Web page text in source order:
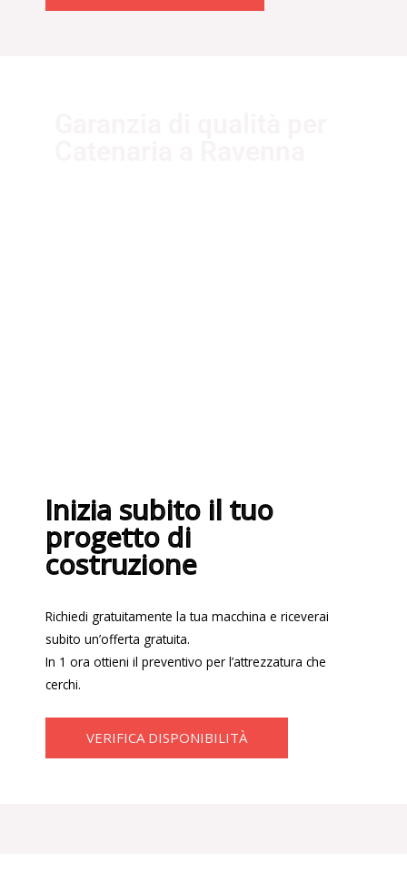
Inizia subito il tuo
progetto di
costruzione
Richiedi gratuitamente la tua macchina e riceverai
subito un’offerta gratuita.
In 1 ora ottieni il preventivo per l’attrezzatura che
cerchi.
VERIFICA DISPONIBILITÀ